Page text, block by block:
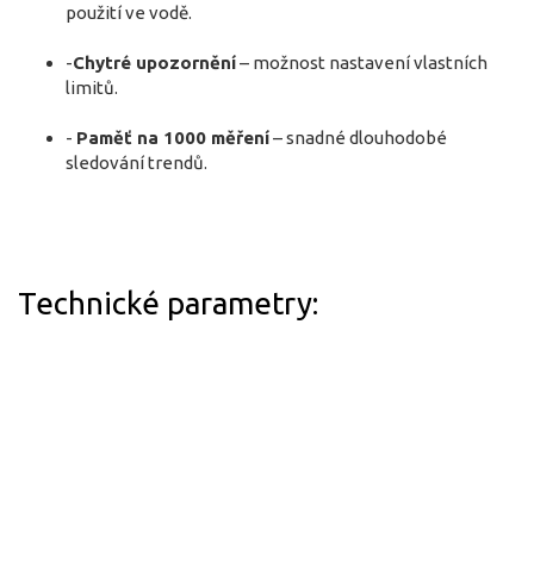
použití ve vodě.
-Chytré upozornění– možnost nastavení vlastních
limitů.
- Paměť na 1000 měření– snadné dlouhodobé
sledování trendů.
Technické parametry: